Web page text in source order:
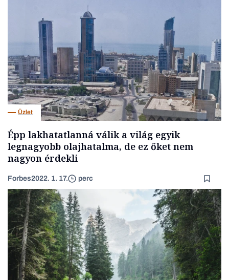
Üzlet
Épp lakhatatlanná válik a világ egyik
legnagyobb olajhatalma, de ez őket nem
nagyon érdekli
Forbes2022. 1. 17. perc